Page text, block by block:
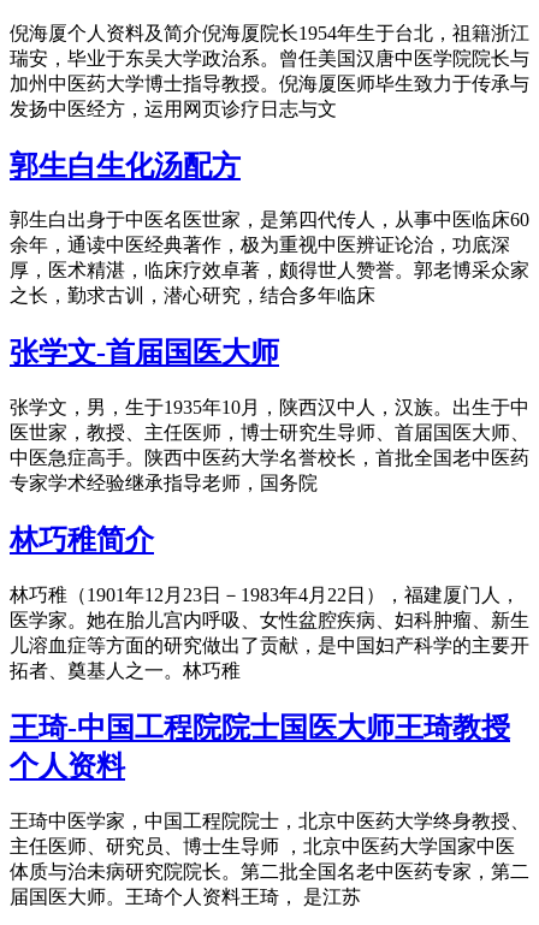
倪海厦个人资料及简介倪海厦院长1954年生于台北，祖籍浙江
瑞安，毕业于东吴大学政治系。曾任美国汉唐中医学院院长与
加州中医药大学博士指导教授。倪海厦医师毕生致力于传承与
发扬中医经方，运用网页诊疗日志与文
郭生白生化汤配方
郭生白出身于中医名医世家，是第四代传人，从事中医临床60
余年，通读中医经典著作，极为重视中医辨证论治，功底深
厚，医术精湛，临床疗效卓著，颇得世人赞誉。郭老博采众家
之长，勤求古训，潜心研究，结合多年临床
张学文-首届国医大师
张学文，男，生于1935年10月，陕西汉中人，汉族。出生于中
医世家，教授、主任医师，博士研究生导师、首届国医大师、
中医急症高手。陕西中医药大学名誉校长，首批全国老中医药
专家学术经验继承指导老师，国务院
林巧稚简介
林巧稚（1901年12月23日－1983年4月22日），福建厦门人，
医学家。她在胎儿宫内呼吸、女性盆腔疾病、妇科肿瘤、新生
儿溶血症等方面的研究做出了贡献，是中国妇产科学的主要开
拓者、奠基人之一。林巧稚
王琦-中国工程院院士国医大师王琦教授
个人资料
王琦中医学家，中国工程院院士，北京中医药大学终身教授、
主任医师、研究员、博士生导师 ，北京中医药大学国家中医
体质与治未病研究院院长。第二批全国名老中医药专家，第二
届国医大师。王琦个人资料王琦， 是江苏